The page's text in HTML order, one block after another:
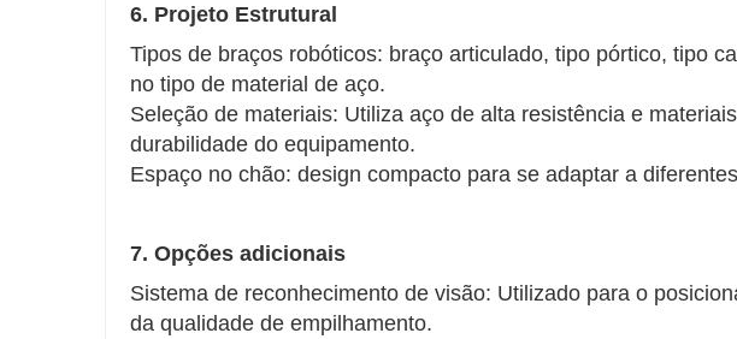
6. Projeto Estrutural
Tipos de braços robóticos: braço articulado, tipo pórtico, tipo
no tipo de material de aço.
Seleção de materiais: Utiliza aço de alta resistência e
durabilidade do equipamento.
Espaço no chão: design compacto para se adaptar a
7. Opções adicionais
Sistema de reconhecimento de visão: Utilizado para o
da qualidade de empilhamento.